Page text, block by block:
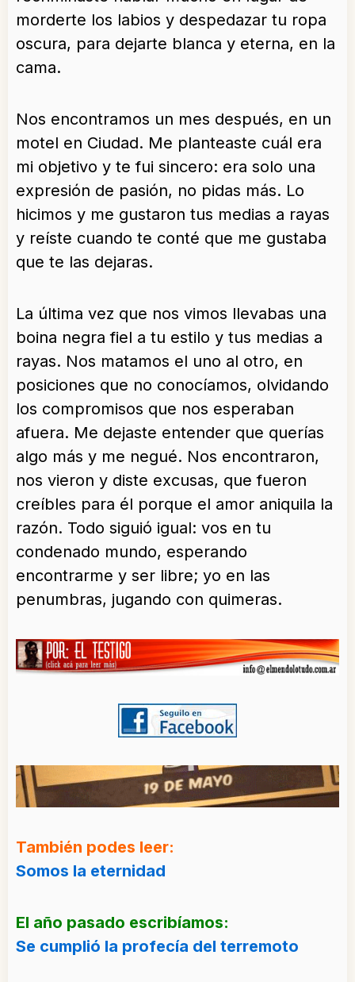
morderte los labios y despedazar tu ropa
oscura, para dejarte blanca y eterna, en la
cama.
Nos encontramos un mes después, en un
motel en Ciudad. Me planteaste cuál era
mi objetivo y te fui sincero: era solo una
expresión de pasión, no pidas más. Lo
hicimos y me gustaron tus medias a rayas
y reíste cuando te conté que me gustaba
que te las dejaras.
La última vez que nos vimos llevabas una
boina negra fiel a tu estilo y tus medias a
rayas. Nos matamos el uno al otro, en
posiciones que no conocíamos, olvidando
los compromisos que nos esperaban
afuera. Me dejaste entender que querías
algo más y me negué. Nos encontraron,
nos vieron y diste excusas, que fueron
creíbles para él porque el amor aniquila la
razón. Todo siguió igual: vos en tu
condenado mundo, esperando
encontrarme y ser libre; yo en las
penumbras, jugando con quimeras.
También podes leer:
Somos la eternidad
El año pasado escribíamos:
Se cumplió la profecía del terremoto